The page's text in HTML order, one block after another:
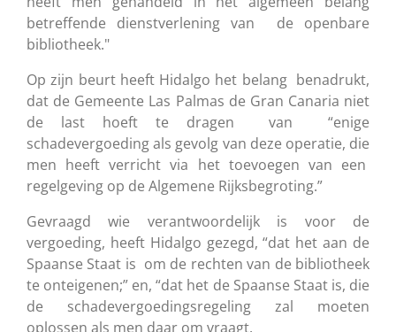
betreffende dienstverlening van de openbare
bibliotheek."
Op zijn beurt heeft Hidalgo het belang benadrukt,
dat de Gemeente Las Palmas de Gran Canaria niet
de last hoeft te dragen van “enige
schadevergoeding als gevolg van deze operatie, die
men heeft verricht via het toevoegen van een
regelgeving op de Algemene Rijksbegroting.”
Gevraagd wie verantwoordelijk is voor de
vergoeding, heeft Hidalgo gezegd, “dat het aan de
Spaanse Staat is om de rechten van de bibliotheek
te onteigenen;” en, “dat het de Spaanse Staat is, die
de schadevergoedingsregeling zal moeten
oplossen als men daar om vraagt.